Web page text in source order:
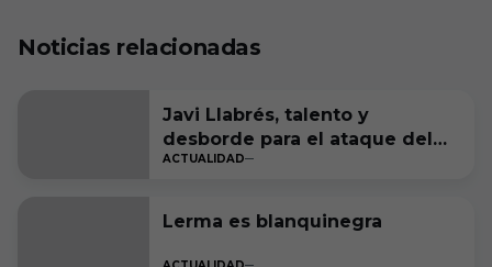
Noticias relacionadas
Javi Llabrés, talento y
desborde para el ataque del
Burgos CF
ACTUALIDAD
Lerma es blanquinegra